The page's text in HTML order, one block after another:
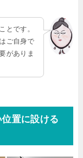
とです。
ご自身で
がありま
置に設ける